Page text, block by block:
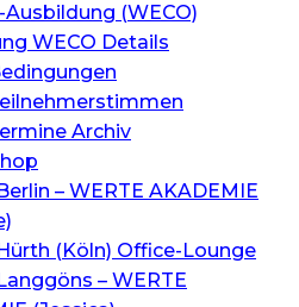
(WECO)
WECO Details
Archiv
– WERTE AKADEMIE
(Köln) Office-Lounge
– WERTE